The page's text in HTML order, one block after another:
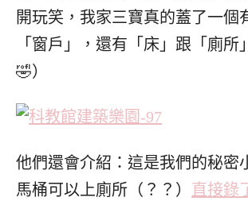
開玩笑，我家三寶真的蓋了一個
「窗戶」，還有「床」跟「廁所
🤣）
他們還會介紹：這是我們的秘密
馬桶可以上廁所（？？）
直接錄